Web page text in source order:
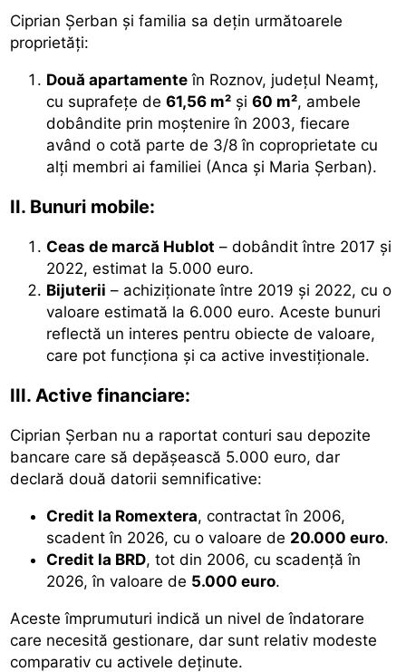
Ciprian Șerban și familia sa dețin următoarele
proprietăți:
Două apartamente în Roznov, județul Neamț,
cu suprafețe de61,56 m² și60 m², ambele
dobândite prin moștenire în 2003, fiecare
având o cotă parte de 3/8 în coproprietate cu
alți membri ai familiei (Anca și Maria Șerban).
II. Bunuri mobile:
Ceas de marcă Hublot – dobândit între 2017 și
2022, estimat la 5.000 euro.
Bijuterii – achiziționate între 2019 și 2022, cu o
valoare estimată la 6.000 euro. Aceste bunuri
reflectă un interes pentru obiecte de valoare,
care pot funcționa și ca active investiționale.
III. Active financiare:
Ciprian Șerban nu a raportat conturi sau depozite
bancare care să depășească 5.000 euro, dar
declară două datorii semnificative:
Credit la Romextera, contractat în 2006,
scadent în 2026, cu o valoare de 20.000 euro.
Credit la BRD, tot din 2006, cu scadență în
2026, în valoare de 5.000 euro.
Aceste împrumuturi indică un nivel de îndatorare
care necesită gestionare, dar sunt relativ modeste
comparativ cu activele deținute.